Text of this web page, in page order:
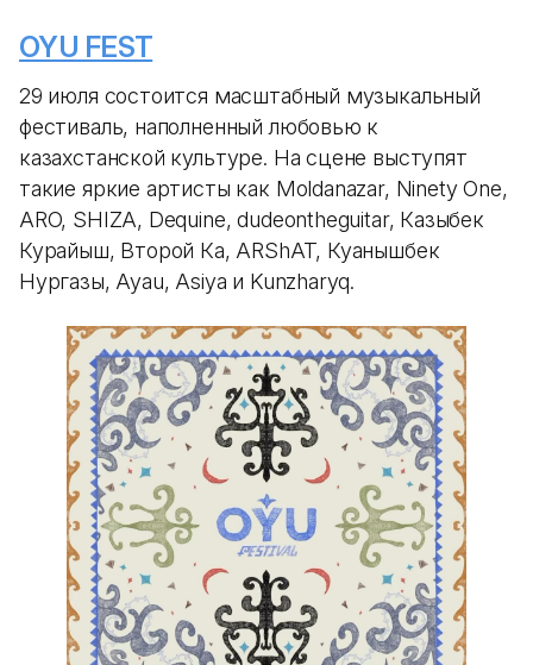
OYU FEST
29 июля состоится масштабный музыкальный
фестиваль, наполненный любовью к
казахстанской культуре. На сцене выступят
такие яркие артисты как Moldanazar, Ninety One,
ARO, SHIZA, Dequine, dudeontheguitar, Казыбек
Курайыш, Второй Ка, ARShAT, Куанышбек
Нургазы, Ayau, Asiya и Kunzharyq.